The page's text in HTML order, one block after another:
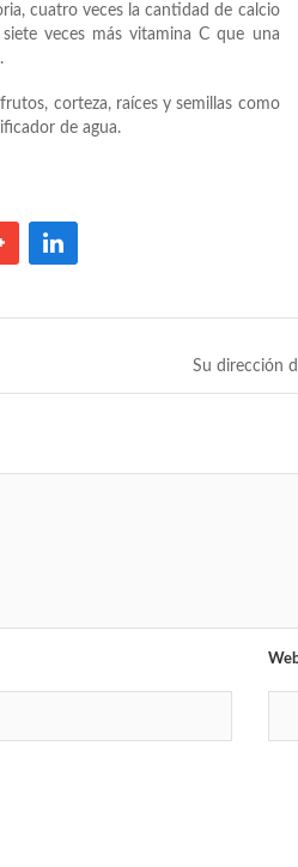
cuatro veces la cantidad de calcio
veces más vitamina C que una
corteza, raíces y semillas como
de agua.
Su dirección